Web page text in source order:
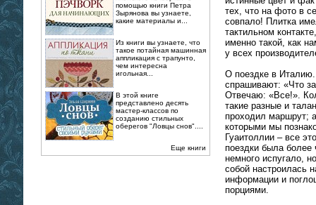
помощью книги Петра
Зырянова вы узнаете,
какие материалы и...
Из книги вы узнаете, что
такое потайная машинная
аппликация с трапунто,
чем интересна
игольная...
В этой книге
представлено десять
мастер-классов по
созданию стильных
оберегов "Ловцы снов"....
Еще книги
тех, что на фото в
совпало! Плитка
тактильном
именно такой, как
у всех
О поездке в
спрашивают: «Что
Отвечаю: «Все!».
такие разные и
проходил маршрут;
которыми мы
Гуаитоллии – все
поездки была
немного испугало,
собой настроилась
информации и
порциями.